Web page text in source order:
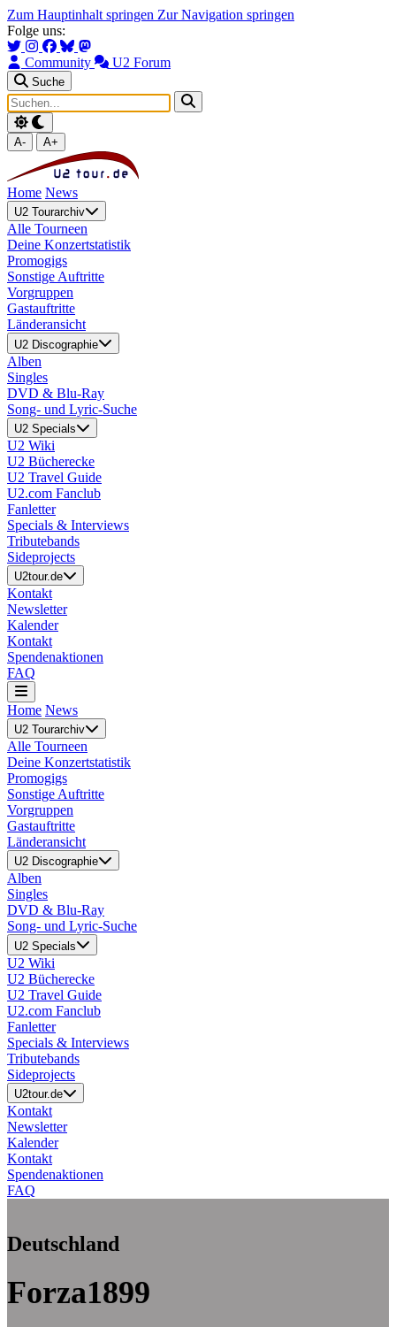
Zum Hauptinhalt springen Zur Navigation springen
Folge uns:
Community U2 Forum
Suche
A- A+
Home News
U2 Tourarchiv
Alle Tourneen
Deine Konzertstatistik
Promogigs
Sonstige Auftritte
Vorgruppen
Gastauftritte
Länderansicht
U2 Discographie
Alben
Singles
DVD & Blu-Ray
Song- und Lyric-Suche
U2 Specials
U2 Wiki
U2 Bücherecke
U2 Travel Guide
U2.com Fanclub
Fanletter
Specials & Interviews
Tributebands
Sideprojects
U2tour.de
Kontakt
Newsletter
Kalender
Kontakt
Spendenaktionen
FAQ
Home News
U2 Tourarchiv
Alle Tourneen
Deine Konzertstatistik
Promogigs
Sonstige Auftritte
Vorgruppen
Gastauftritte
Länderansicht
U2 Discographie
Alben
Singles
DVD & Blu-Ray
Song- und Lyric-Suche
U2 Specials
U2 Wiki
U2 Bücherecke
U2 Travel Guide
U2.com Fanclub
Fanletter
Specials & Interviews
Tributebands
Sideprojects
U2tour.de
Kontakt
Newsletter
Kalender
Kontakt
Spendenaktionen
FAQ
Deutschland
Forza1899